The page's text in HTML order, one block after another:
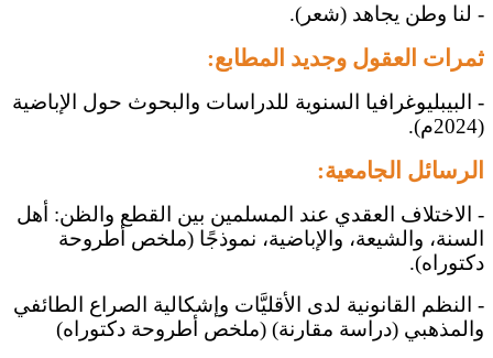
- لنا وطن يجاهد (شعر).
ثمرات العقول وجديد المطابع:
- البيبليوغرافيا السنوية للدراسات والبحوث حول الإباضية
(2024م).
الرسائل الجامعية:
- الاختلاف العقدي عند المسلمين بين القطع والظن: أهل
السنة، والشيعة، والإباضية، نموذجًا (ملخص أطروحة
دكتوراه).
- النظم القانونية لدى الأقليَّات وإشكالية الصراع الطائفي
والمذهبي (دراسة مقارنة) (ملخص أطروحة دكتوراه)